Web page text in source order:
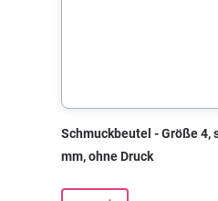
Schmuckbeutel - Größe 4,
mm, ohne Druck